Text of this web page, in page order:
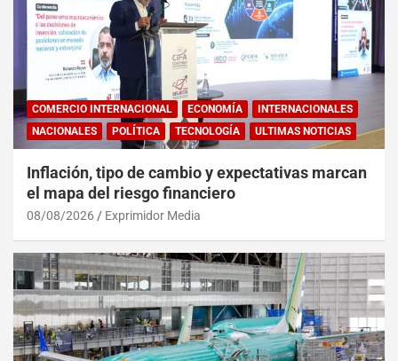
COMERCIO INTERNACIONAL ECONOMÍA
INTERNACIONALES
NACIONALES
POLÍTICA TECNOLOGÍA ULTIMAS NOTICIAS
Inflación, tipo de cambio y expectativas marcan
el mapa del riesgo financiero
08/08/2026 Exprimidor Media